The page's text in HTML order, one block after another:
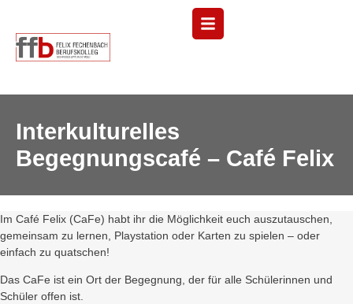
Menü
Interkulturelles
Begegnungscafé – Café Felix
Im Café Felix (CaFe) habt ihr die Möglichkeit euch auszutauschen,
gemeinsam zu lernen, Playstation oder Karten zu spielen – oder
einfach zu quatschen!
Das CaFe ist ein Ort der Begegnung, der für alle Schülerinnen und
Schüler offen ist.